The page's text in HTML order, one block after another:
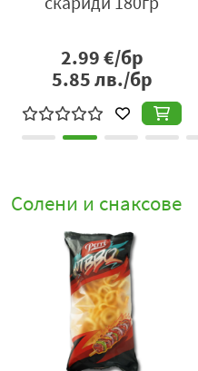
9.90€/бр
19.36лв./бр
Солени и снаксове